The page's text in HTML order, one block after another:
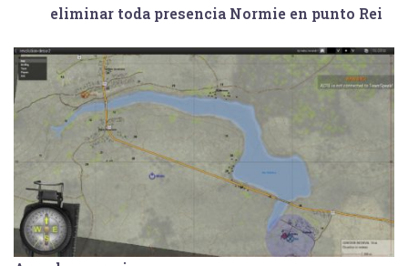
eliminar toda presencia Normie en punto Rei